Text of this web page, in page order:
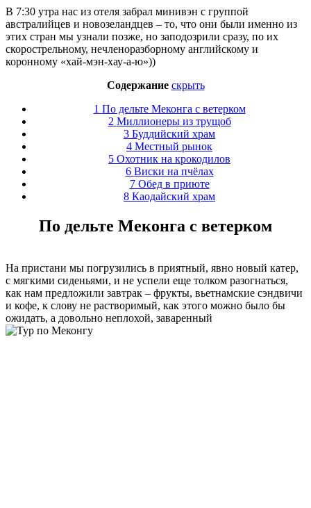
В 7:30 утра нас из отеля забрал минивэн с группой
австралийцев и новозеландцев – то, что они были именно из
этих стран мы узнали позже, но заподозрили сразу, по их
скорострельному, нечленоразборному английскому и
коронному «хай-мэн-хау-а-ю»))
Содержание скрыть
1 По дельте Меконга с ветерком
2 Миллионеры из трущоб
3 Буддийский храм
4 Местный рынок
5 Охотник на крокодилов
6 Виски на пчёлах
7 Обед в приюте
8 Каодайский храм
По дельте Меконга с ветерком
На пристани мы погрузились в приятный, явно новый катер,
с мягкими сиденьями, и не успели еще толком разогнаться,
как нам предложили завтрак – фрукты, вьетнамские сэндвичи
и кофе, к слову не растворимый, как этого можно было бы
ожидать, а довольно неплохой, заваренный